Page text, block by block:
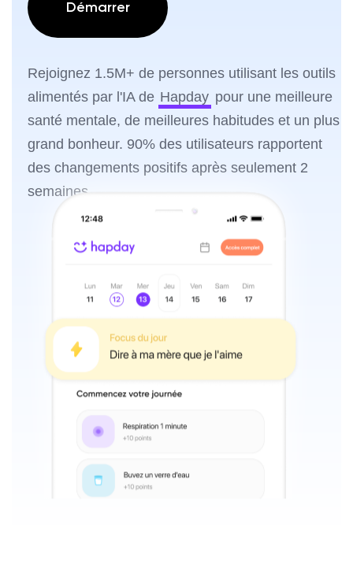
Démarrer
Rejoignez 1.5M+ de personnes utilisant les outils
alimentés par l'IA de Hapday pour une meilleure
santé mentale, de meilleures habitudes et un plus
grand bonheur. 90% des utilisateurs rapportent
des changements positifs après seulement 2
semaines.